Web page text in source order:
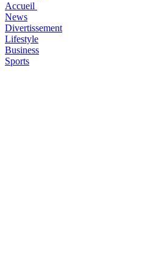
Accueil
News
Divertissement
Lifestyle
Business
Sports